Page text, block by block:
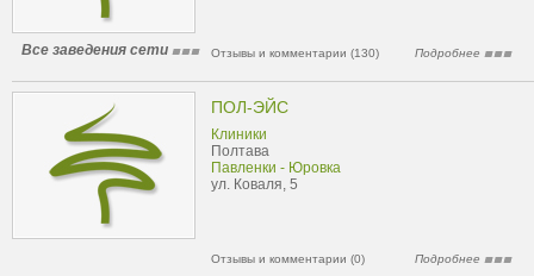
Все заведения сети Отзывы и комментарии (130) Подробнее
ПОЛ-ЭЙС
Клиники
Полтава
Павленки - Юровка
ул. Коваля, 5
Отзывы и комментарии (0) Подробнее